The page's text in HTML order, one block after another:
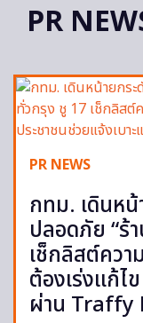
PR
PR NEWS
กทม. เดินหน้
ปลอดภัย “ร้
เช็กลิสต์คว
ต้องเร่งแก้ไ
ผ่าน Traffy